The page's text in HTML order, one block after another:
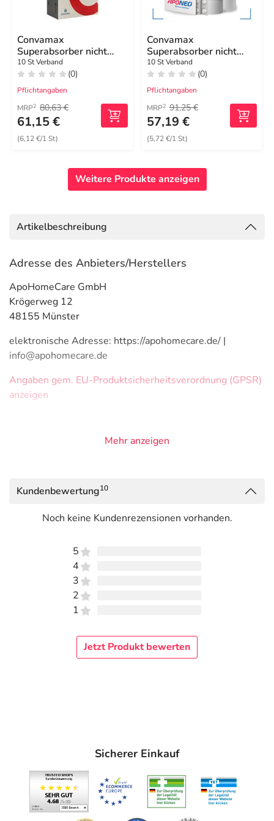
Convamax
Superabsorber nicht
adhäsiv 7,5x7,5 cm
10 St Verband
(0)
Pflichtangaben
MRP2 80,63 €
61,15 €
(6,12 €/1 St)
Convamax
Superabsorber nicht
adhäsiv 10x10 cm
10 St Verband
(0)
Pflichtangaben
MRP2 91,25 €
57,19 €
(5,72 €/1 St)
Weitere Produkte anzeigen
Artikelbeschreibung
Adresse des Anbieters/Herstellers
ApoHomeCare GmbH
Krögerweg 12
48155 Münster
elektronische Adresse: https://apohomecare.de/ |
info@apohomecare.de
Angaben gem. EU-Produktsicherheitsverordnung (GPSR)
anzeigen
Mehr anzeigen
Kundenbewertung10
Noch keine Kundenrezensionen vorhanden.
5
4
3
2
1
Jetzt Produkt bewerten
Sicherer Einkauf